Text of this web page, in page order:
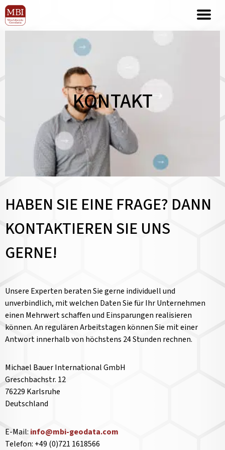
KONTAKT
HABEN SIE EINE FRAGE? DANN
KONTAKTIEREN SIE UNS
GERNE!
Unsere Experten beraten Sie gerne individuell und
unverbindlich, mit welchen Daten Sie für Ihr Unternehmen
einen Mehrwert schaffen und Einsparungen realisieren
können. An regulären Arbeitstagen können Sie mit einer
Antwort innerhalb von höchstens 24 Stunden rechnen.
Michael Bauer International GmbH
Greschbachstr. 12
76229 Karlsruhe
Deutschland
E-Mail: info@mbi-geodata.com
Telefon: +49 (0)721 1618566